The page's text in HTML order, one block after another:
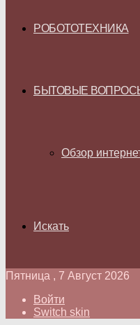
РОБОТОТЕХНИКА
БЫТОВЫЕ
Обзор
Искать
Пятница , 7 Август 2026
Войти
Switch skin